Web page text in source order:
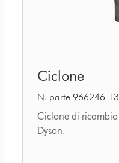
Ciclone
N. parte 966246-13
Ciclone di
Dyson.